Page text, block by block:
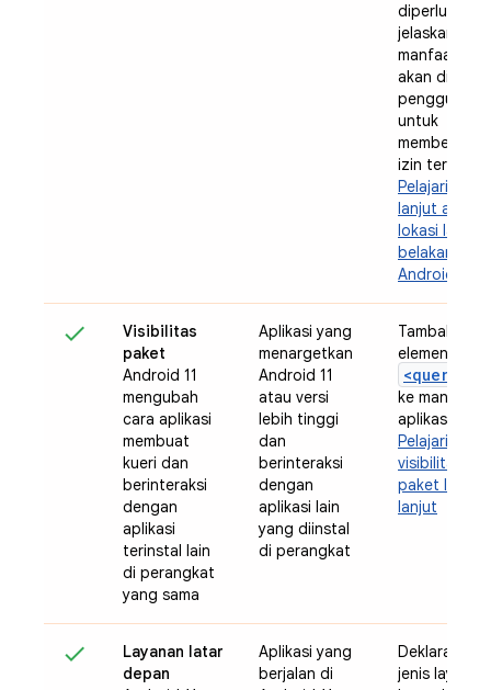
diperlukan,
jelaskan
manfaat
akan
pengguna
untuk
memberikan
izin tersebut
Pelajari lebih
lanjut akses
lokasi latar
belakang di
Android 11
Visibilitas
paket
Android 11
mengubah
cara aplikasi
membuat
kueri dan
berinteraksi
dengan
aplikasi
terinstal lain
di perangkat
yang sama
Aplikasi yang
menargetkan
Android 11
atau versi
lebih tinggi
dan
berinteraksi
dengan
aplikasi lain
yang diinstal
di perangkat
Tambahkan
elemen
<queries>
ke manifes
aplikasi Anda
Pelajari
visibilitas
paket lebih
lanjut
Layanan latar
depan
Aplikasi yang
berjalan di
Deklarasikan
jenis layanan